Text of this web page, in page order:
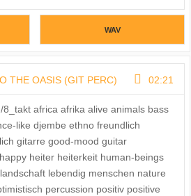
WAV
THE OASIS (GIT PERC) 02:21
8_takt africa afrika alive animals bass
like djembe ethno freundlich
gitarre good-mood guitar
heiter heiterkeit human-beings
lebendig menschen nature
percussion positiv positive